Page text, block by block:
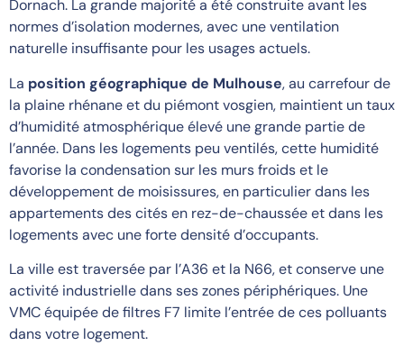
Dornach. La grande majorité a été construite avant les
normes d’isolation modernes, avec une ventilation
naturelle insuffisante pour les usages actuels.
La position géographique de Mulhouse, au carrefour de
la plaine rhénane et du piémont vosgien, maintient un taux
d’humidité atmosphérique élevé une grande partie de
l’année. Dans les logements peu ventilés, cette humidité
favorise la condensation sur les murs froids et le
développement de moisissures, en particulier dans les
appartements des cités en rez-de-chaussée et dans les
logements avec une forte densité d’occupants.
La ville est traversée par l’A36 et la N66, et conserve une
activité industrielle dans ses zones périphériques. Une
VMC équipée de filtres F7 limite l’entrée de ces polluants
dans votre logement.